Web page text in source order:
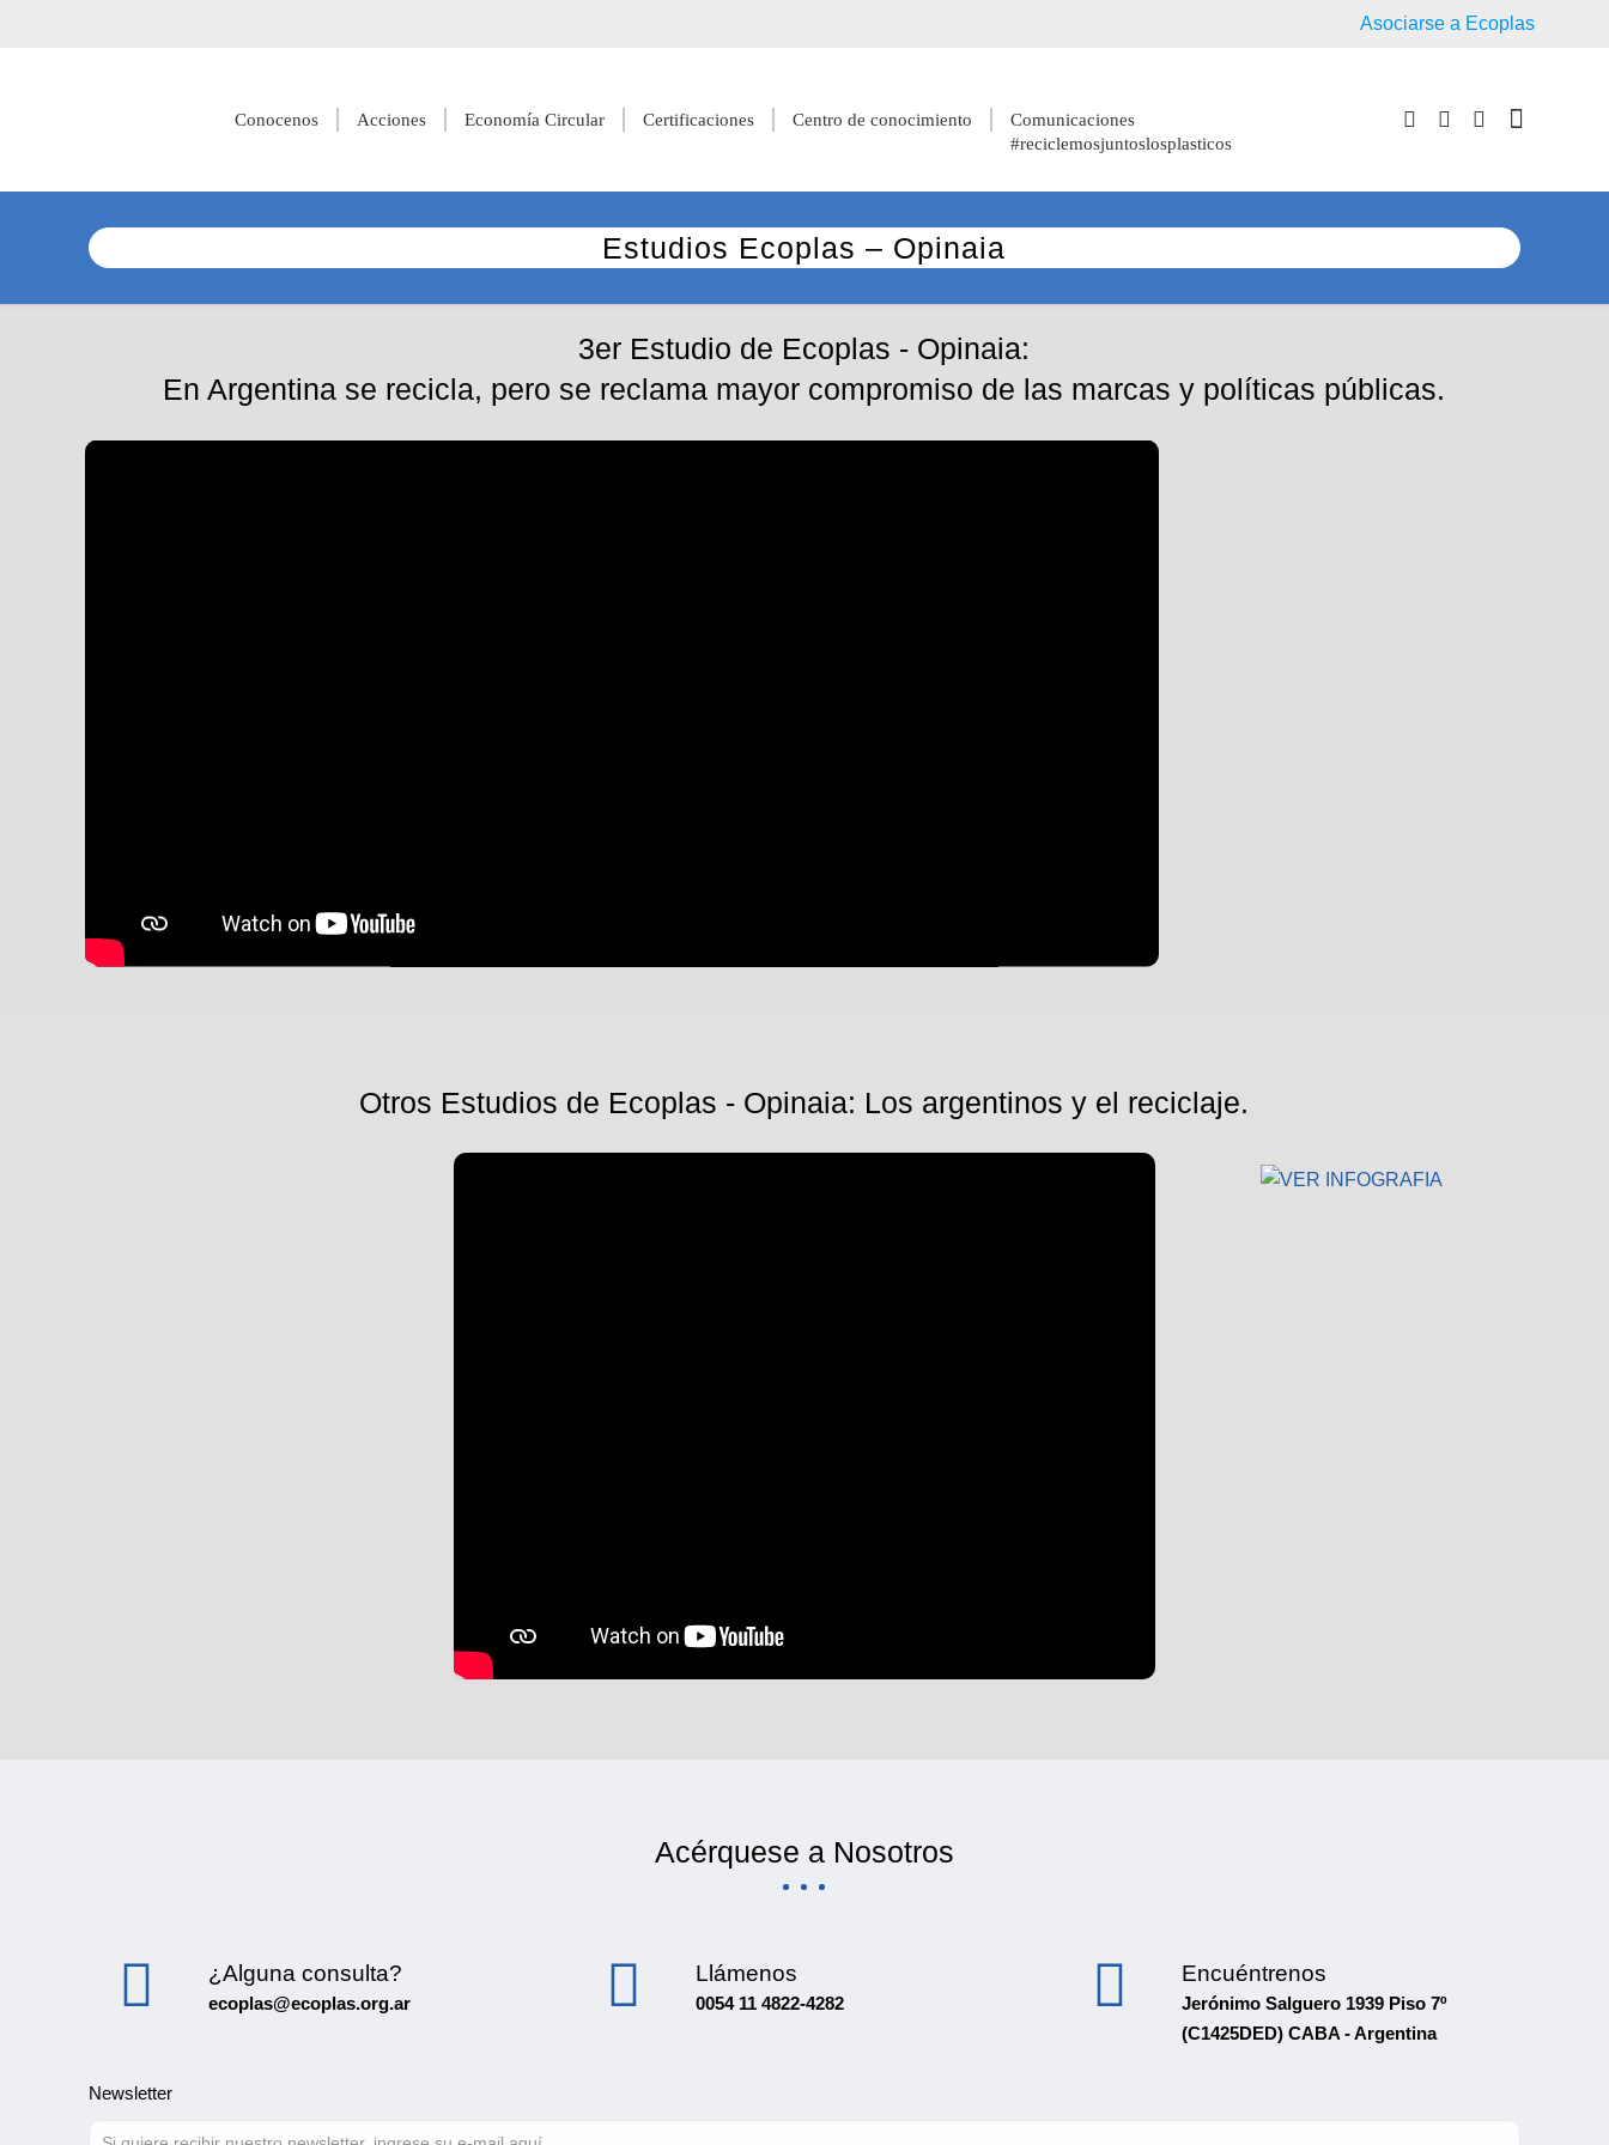
Asociarse a Ecoplas
Conocenos Acciones Economía Circular Certificaciones Centro de conocimiento
Comunicaciones
#reciclemosjuntoslosplasticos
Estudios Ecoplas – Opinaia
3er Estudio de Ecoplas - Opinaia:
En Argentina se recicla, pero se reclama mayor compromiso de las marcas y políticas públicas.
Otros Estudios de Ecoplas - Opinaia: Los argentinos y el reciclaje.
Acérquese a Nosotros
¿Alguna consulta?
ecoplas@ecoplas.org.ar
Llámenos
0054 11 4822-4282
Encuéntrenos
Jerónimo Salguero 1939 Piso 7º
(C1425DED) CABA - Argentina
Newsletter